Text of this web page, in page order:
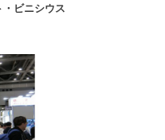
ビニシウス